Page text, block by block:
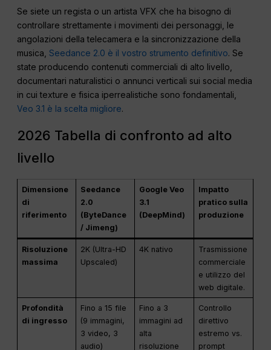
Se siete un regista o un artista VFX che ha bisogno di
controllare strettamente i movimenti dei personaggi, le
angolazioni della telecamera e la sincronizzazione della
musica,Seedance 2.0 è il vostro strumento definitivo. Se
state producendo contenuti commerciali di alto livello,
documentari naturalistici o annunci verticali sui social media
in cui texture e fisica iperrealistiche sono fondamentali,
Veo 3.1 è la scelta migliore.
2026 Tabella di confronto ad alto
livello
Dimensione
di
riferimento
Seedance
2.0
(ByteDance
/ Jimeng)
Google Veo
3.1
(DeepMind)
Impatto
pratico sulla
produzione
Risoluzione
massima
2K (Ultra-HD
Upscaled)
4K nativo
Trasmissione
commerciale
e utilizzo del
web digitale.
Profondità
di ingresso
Fino a 15 file
(9 immagini,
3 video, 3
audio)
Fino a 3
immagini ad
alta
risoluzione
Controllo
direttivo
estremo vs.
prompt